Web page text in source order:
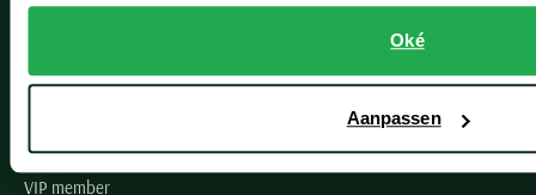
Oké
Aanpassen
Grote maten herenkleding
VIP member